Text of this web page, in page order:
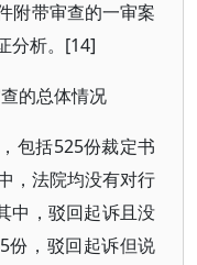
附带审查的一审案
分析。[14]
的总体情况
包括525份裁定书
，法院均没有对行
中，驳回起诉且没
份，驳回起诉但说